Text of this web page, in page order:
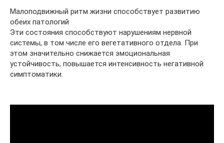
Малоподвижный ритм жизни способствует развитию
обеих патологий
Эти состояния способствуют нарушениям нервной
системы, в том числе его вегетативного отдела. При
этом значительно снижается эмоциональная
устойчивость, повышается интенсивность негативной
симптоматики.